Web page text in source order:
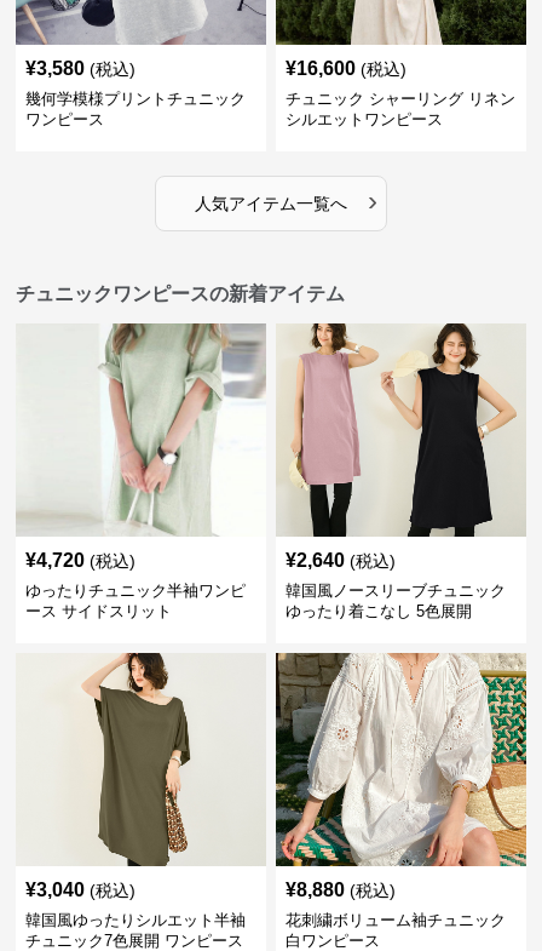
¥3,580 (税込)
幾何学模様プリントチュニック
ワンピース
¥16,600 (税込)
チュニック シャーリング リネン
シルエットワンピース
人気アイテム一覧へ ›
チュニックワンピースの新着アイテム
¥4,720 (税込)
ゆったりチュニック半袖ワンピ
ース サイドスリット
¥2,640 (税込)
韓国風ノースリーブチュニック
ゆったり着こなし 5色展開
¥3,040 (税込)
韓国風ゆったりシルエット半袖
チュニック7色展開 ワンピース
¥8,880 (税込)
花刺繍ボリューム袖チュニック
白ワンピース